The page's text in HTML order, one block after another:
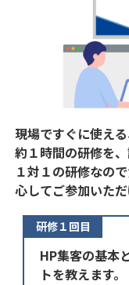
現場ですぐに使え
約１時間の研修を、
１対１の研修なの
心してご参加いただ
研修１回目
HP集客の基本
トを教えます。